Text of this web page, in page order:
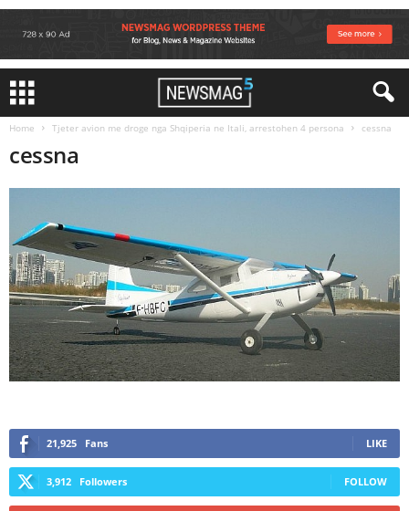
Home Tjeter avion me droge nga Shqiperia ne Itali, arrestohen 4 persona cessna
cessna
21,925 Fans LIKE
3,912 Followers FOLLOW